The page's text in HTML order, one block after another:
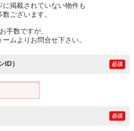
に掲載されていない物件も
数ございます。
お手数ですが、
ムよりお問合せ下さい。
ID） 必須
必須